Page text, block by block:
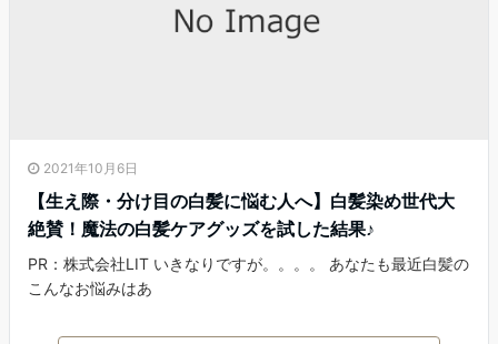
2021年10月6日
【生え際・分け目の白髪に悩む人へ】白髪染め世代大
絶賛！魔法の白髪ケアグッズを試した結果♪
PR：株式会社LIT いきなりですが。。。。 あなたも最近白髪の
こんなお悩みはあ